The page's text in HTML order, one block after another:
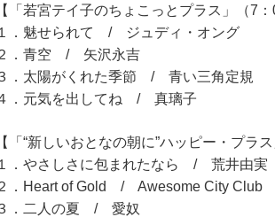
【「若宮テイ子のちょこっとプラス」（7
．魅せられて / ジュディ・オング
．青空 / 矢沢永吉
．太陽がくれた季節 / 青い三角定規
．元気を出してね / 真璃子
【「“新しいおとなの朝に”ハッピー・プラ
．やさしさに包まれたなら / 荒井由実
．Heart of Gold / Awesome City Club
．二人の夏 / 愛奴